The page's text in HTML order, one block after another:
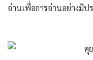
อ่านเพื่อการอ่านอย่างมี